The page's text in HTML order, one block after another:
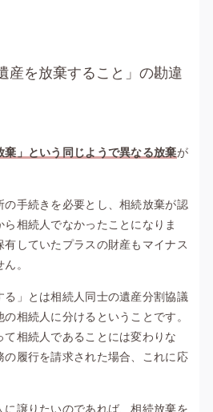
産を放棄すること」の勘違
棄 」という同じようで異なる放棄が
の手続きを必要とし、相続放棄が認
相続人でなかったことになりま
有していた プラスの財産も マイナス
。
る 」とは相続人同士の遺産分割協議
相続人に分けるということです。
相続人であることには変わりな
の履行を請求された場合、これに応
に譲りたいのであれば、相続放棄を